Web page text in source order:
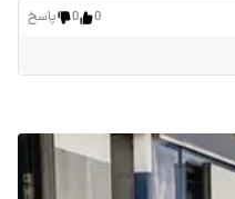
0
0 پاسخ